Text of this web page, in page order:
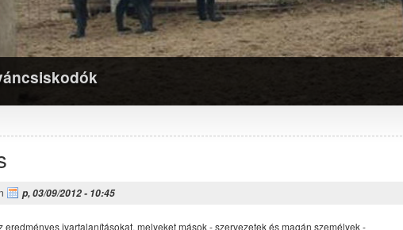
p, 03/09/2012 - 10:45
eredményes ivartalanításokat, melyeket mások - szervezetek és magán személyek -